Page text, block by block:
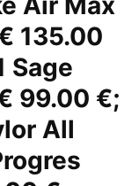
135.00
Sage
99.00 €;
All